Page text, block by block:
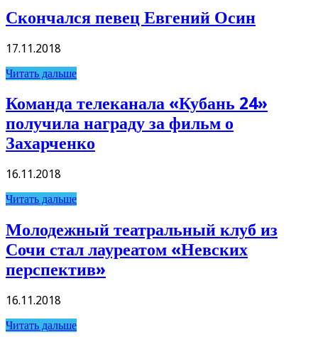
Скончался певец Евгений Осин
17.11.2018
Читать дальше
Команда телеканала «Кубань 24»
получила награду за фильм о
Захарченко
16.11.2018
Читать дальше
Молодежный театральный клуб из
Сочи стал лауреатом «Невских
перспектив»
16.11.2018
Читать дальше